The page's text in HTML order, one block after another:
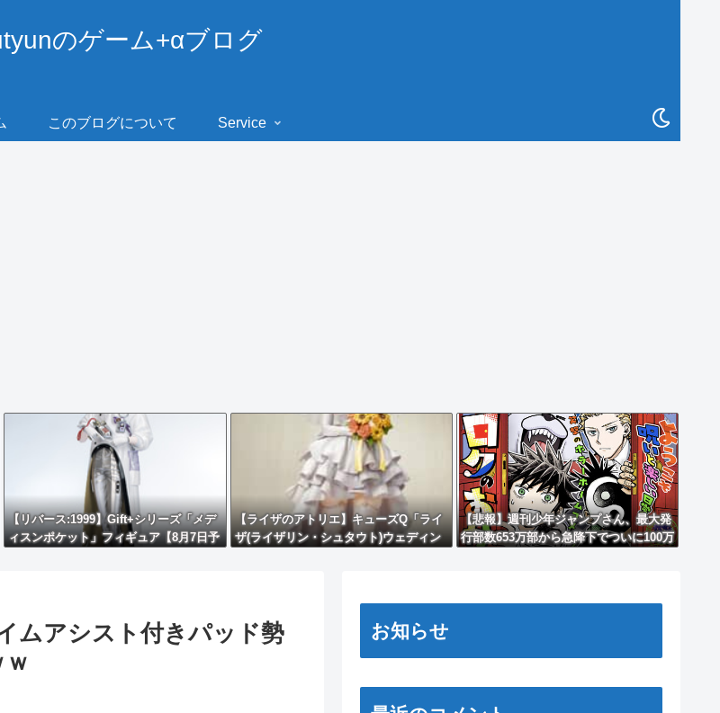
のゲーム+αブログ
このブログについて Service
【リバース:1999】Gift+シリーズ「メデ
ィスンポケット」フィギュア【8月7日予
【ライザのアトリエ】キューズQ「ライ
ザ(ライザリン・シュタウト)ウェディン
【悲報】週刊少年ジャンプさん、最大発
行部数653万部から急降下でついに100万
ムアシスト付きパッド勢
お知らせ